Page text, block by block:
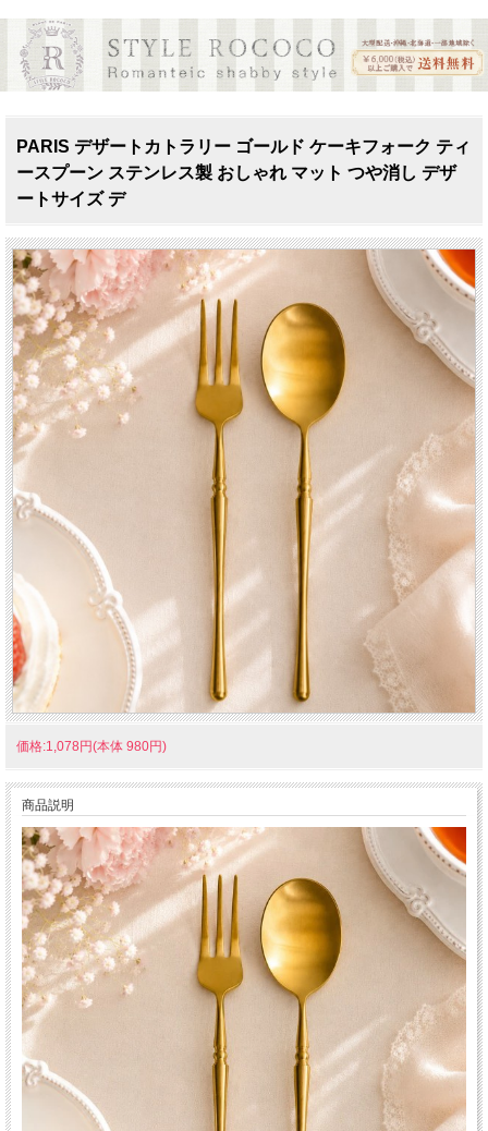
PARIS デザートカトラリー ゴールド ケーキフォーク ティ
ースプーン ステンレス製 おしゃれ マット つや消し デザ
ートサイズ デ
価格:1,078円(本体 980円)
商品説明